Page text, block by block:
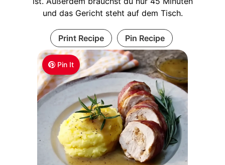
Pin It
und das Gericht steht auf dem Tisch.
Print Recipe Pin Recipe